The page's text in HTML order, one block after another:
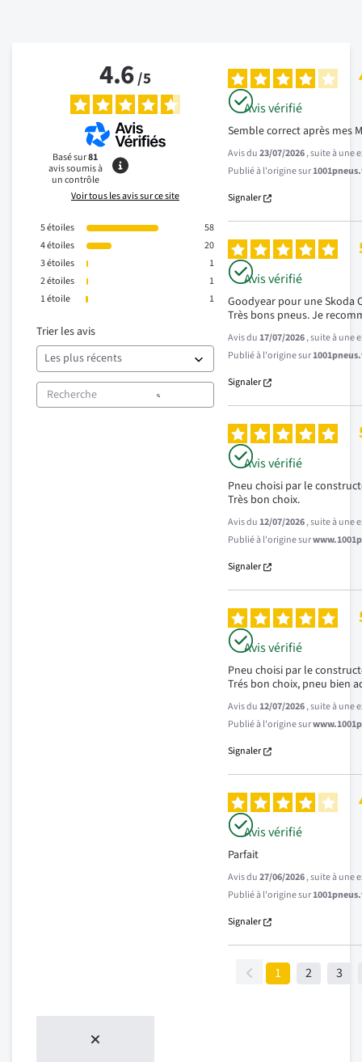
4.6/5
Basé sur81
avis soumis à
un contrôle
Voir tous les avis sur ce site
5étoiles
58
4étoiles
20
3étoiles
1
2étoiles
1
1étoile 1
Trier les avis
Avis vérifié
Semble correct après mes
Avis du23/07/2026, suite à une
Publié à l'origine sur
Signaler
Avis vérifié
Goodyear pour une Skoda
Très bons pneus. Je
Avis du17/07/2026, suite à une
Publié à l'origine sur
Signaler
Avis vérifié
Pneu choisi par le
Très bon choix.
Avis du12/07/2026, suite à une
Publié à l'origine sur
Signaler
Avis vérifié
Pneu choisi par le
Trés bon choix, pneu bien
Avis du12/07/2026, suite à une
Publié à l'origine sur
Signaler
Avis vérifié
Parfait
Avis du27/06/2026, suite à une
Publié à l'origine sur
Signaler
1 2 3